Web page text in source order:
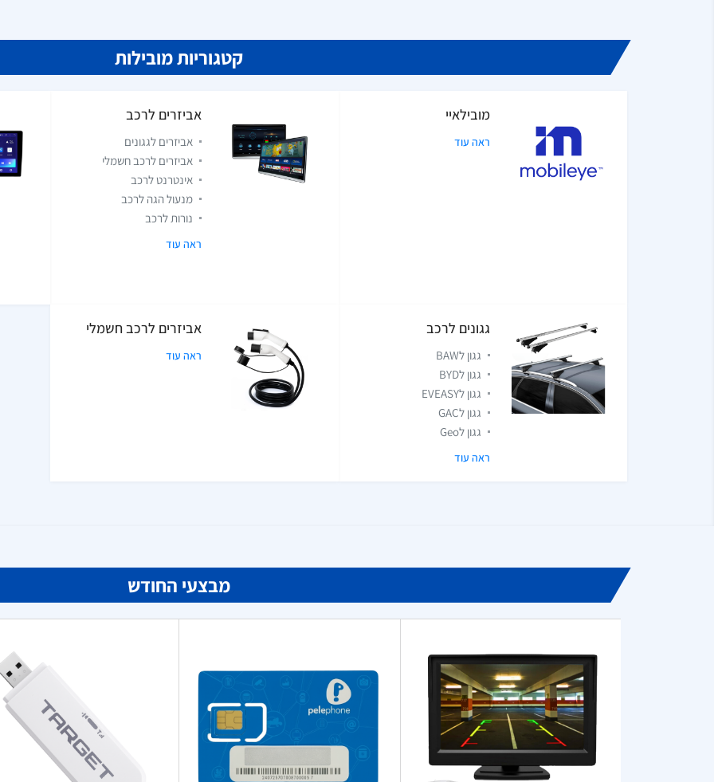
קטגוריות מובילות
מובילאיי
ראה עוד
אביזרים לרכב
אביזרים לגגונים
אביזרים לרכב חשמלי
אינטרנט לרכב
מנעול הגה לרכב
נורות לרכב
ראה עוד
גגונים לרכב
גגון לBAW
גגון לBYD
גגון לEVEASY
גגון לGAC
גגון לGeo
ראה עוד
אביזרים לרכב חשמלי
ראה עוד
מבצעי החודש